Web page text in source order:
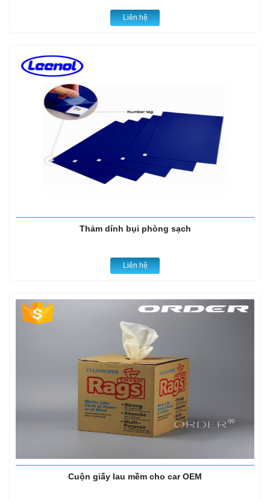
Liên hệ
Thảm dính bụi phòng sạch
Liên hệ
Cuộn giấy lau mềm cho car OEM